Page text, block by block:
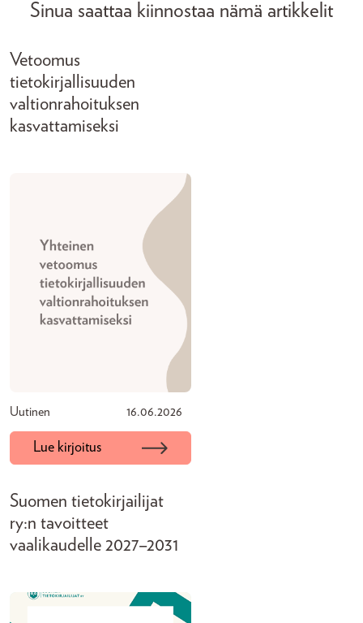
Sinua saattaa kiinnostaa nämä artikkelit
Vetoomus
tietokirjallisuuden
valtionrahoituksen
kasvattamiseksi
Uutinen 16.06.2026
Lue kirjoitus
Suomen tietokirjailijat
ry:n tavoitteet
vaalikaudelle 2027–2031